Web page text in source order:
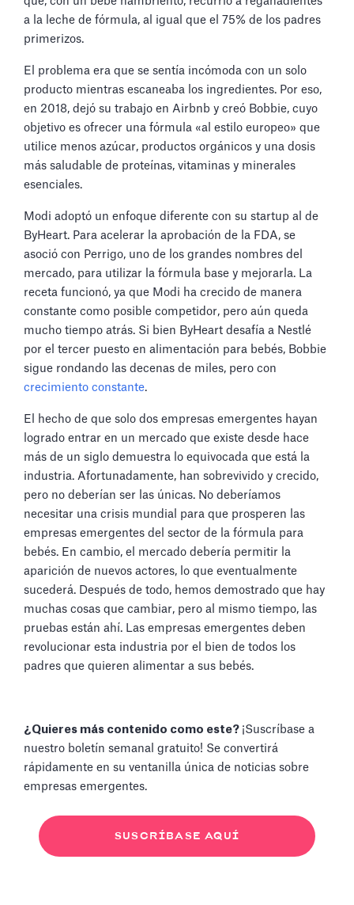
a la leche de fórmula, al igual que el 75% de los padres
primerizos.
El problema era que se sentía incómoda con un solo
producto mientras escaneaba los ingredientes. Por eso,
en 2018, dejó su trabajo en Airbnb y creó Bobbie, cuyo
objetivo es ofrecer una fórmula «al estilo europeo» que
utilice menos azúcar, productos orgánicos y una dosis
más saludable de proteínas, vitaminas y minerales
esenciales.
Modi adoptó un enfoque diferente con su startup al de
ByHeart. Para acelerar la aprobación de la FDA, se
asoció con Perrigo, uno de los grandes nombres del
mercado, para utilizar la fórmula base y mejorarla. La
receta funcionó, ya que Modi ha crecido de manera
constante como posible competidor, pero aún queda
mucho tiempo atrás. Si bien ByHeart desafía a Nestlé
por el tercer puesto en alimentación para bebés, Bobbie
sigue rondando las decenas de miles, pero con
crecimiento constante.
El hecho de que solo dos empresas emergentes hayan
logrado entrar en un mercado que existe desde hace
más de un siglo demuestra lo equivocada que está la
industria. Afortunadamente, han sobrevivido y crecido,
pero no deberían ser las únicas. No deberíamos
necesitar una crisis mundial para que prosperen las
empresas emergentes del sector de la fórmula para
bebés. En cambio, el mercado debería permitir la
aparición de nuevos actores, lo que eventualmente
sucederá. Después de todo, hemos demostrado que hay
muchas cosas que cambiar, pero al mismo tiempo, las
pruebas están ahí. Las empresas emergentes deben
revolucionar esta industria por el bien de todos los
padres que quieren alimentar a sus bebés.
¿Quieres más contenido como este? ¡Suscríbase a
nuestro boletín semanal gratuito! Se convertirá
rápidamente en su ventanilla única de noticias sobre
empresas emergentes.
SUSCRÍBASE AQUÍ